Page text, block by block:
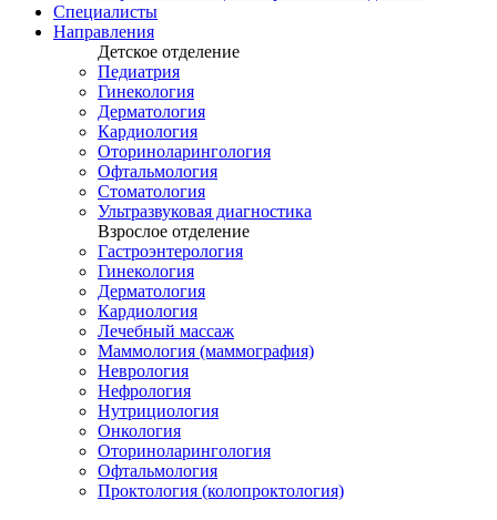
Специалисты
Направления
Детское отделение
Педиатрия
Гинекология
Дерматология
Кардиология
Оториноларингология
Офтальмология
Стоматология
Ультразвуковая диагностика
Взрослое отделение
Гастроэнтерология
Гинекология
Дерматология
Кардиология
Лечебный массаж
Маммология (маммография)
Неврология
Нефрология
Нутрициология
Онкология
Оториноларингология
Офтальмология
Проктология (колопроктология)